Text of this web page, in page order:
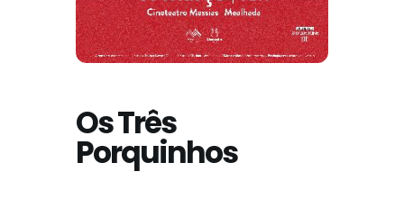
Os Três
Porquinhos